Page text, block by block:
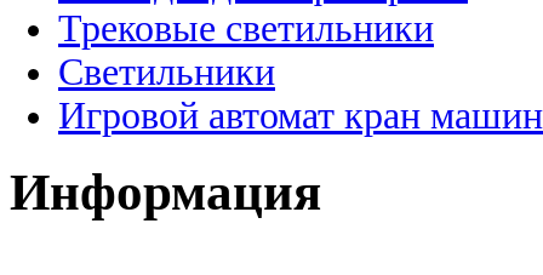
Трековые светильники
Светильники
Игровой автомат кран
Информация